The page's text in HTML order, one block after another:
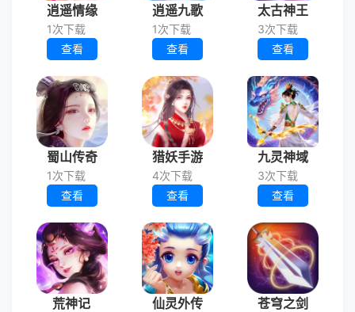
逍遥情缘
1次下载
查看
逍遥九歌
1次下载
查看
太古神王
3次下载
查看
蜀山传奇
1次下载
查看
猎妖手游
4次下载
查看
九灵神域
3次下载
查看
荒神记 仙灵外传 苍穹之剑